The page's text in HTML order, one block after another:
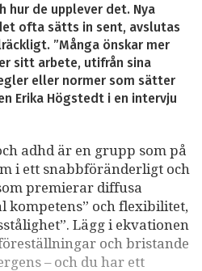
hur de upplever det. Nya
ofta sätts in sent, avslutas
”Många önskar mer
sitt arbete, utifrån sina
eller normer som sätter
Erika Högstedt i en intervju
adhd är en grupp som på
i ett snabbföränderligt och
premierar diffusa
kompetens” och flexibilitet,
Lägg i ekvationen
och bristande
– och du har ett